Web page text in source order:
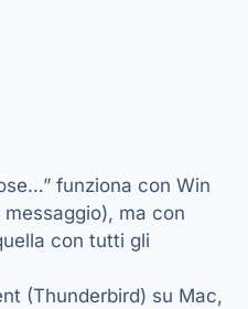
funziona con Win
ma con
con tutti gli
(Thunderbird) su Mac,